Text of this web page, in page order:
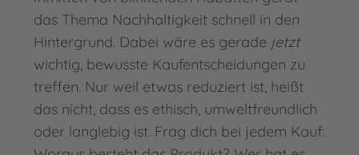
das Thema Nachhaltigkeit schnell in den
Hintergrund. Dabei wäre es gerade jetzt
wichtig, bewusste Kaufentscheidungen zu
treffen. Nur weil etwas reduziert ist, heißt
das nicht, dass es ethisch, umweltfreundlich
oder langlebig ist. Frag dich bei jedem Kauf: